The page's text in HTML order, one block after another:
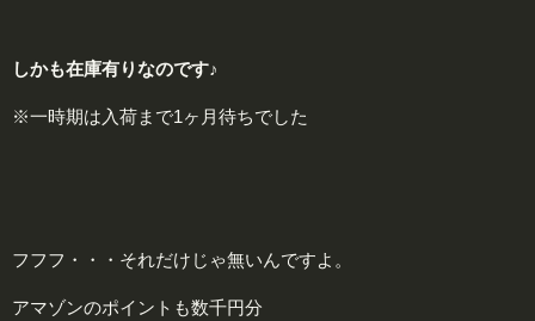
しかも在庫有りなのです♪
※一時期は入荷まで1ヶ月待ちでした
フフフ・・・それだけじゃ無いんですよ。
アマゾンのポイントも数千円分